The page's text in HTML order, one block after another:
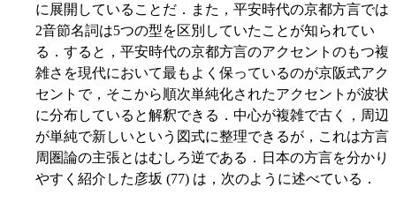
に展開していることだ．また，平安時代の京都方言では
2音節名詞は5つの型を区別していたことが知られてい
る．すると，平安時代の京都方言のアクセントのもつ複
雑さを現代において最もよく保っているのが京阪式アク
セントで，そこから順次単純化されたアクセントが波状
に分布していると解釈できる．中心が複雑で古く，周辺
が単純で新しいという図式に整理できるが，これは方言
周圏論の主張とはむしろ逆である．日本の方言を分かり
やすく紹介した彦坂 (77) は，次のように述べている．